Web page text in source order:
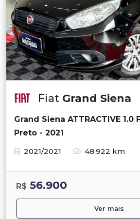
Fiat Grand Siena
Grand Siena ATTRACTIVE 1.0
Preto - 2021
2021/2021
48.922 km
R$ 56.900
Ver mais